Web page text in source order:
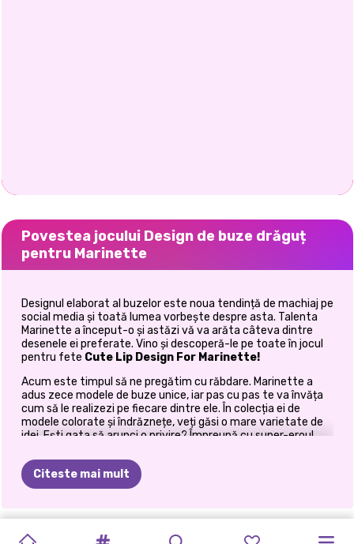
Povestea jocului Design de buze drăguț
pentru Marinette
Designul elaborat al buzelor este noua tendință de machiaj pe
social media și toată lumea vorbește despre asta. Talenta
Marinette a început-o și astăzi vă va arăta câteva dintre
desenele ei preferate. Vino și descoperă-le pe toate în jocul
pentru fete Cute Lip Design For Marinette!
Acum este timpul să ne pregătim cu răbdare. Marinette a
adus zece modele de buze unice, iar pas cu pas te va învăța
cum să le realizezi pe fiecare dintre ele. În colecția ei de
modele colorate și îndrăznețe, veți găsi o mare varietate de
idei. Ești gata să arunci o privire? Împreună cu super-eroul
verde, buze de culoare curcubeu, buze dramatice într-un
violet închis și alte modele interesante pe care le vei
descoperi în timp ce joci acest
pentru buze?
Apoi pur și simplu apăsați butonul de redare și selectați orice
Citeste mai mult
CAKE
FASHIONISTE: PROASPĂT
PRINCESSES SURORILE DECORAREA